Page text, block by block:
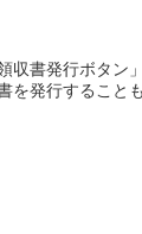
書発行ボタン
発行することも